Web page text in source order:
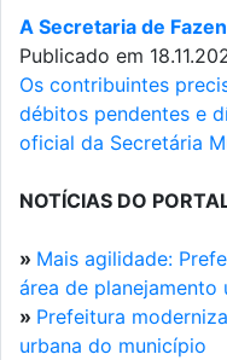
A Secretaria de
Publicado em
Os contribuintes
débitos pendentes e
oficial da Secretária
NOTÍCIAS DO
» Mais agilidade:
área de planejamento
» Prefeitura
urbana do município